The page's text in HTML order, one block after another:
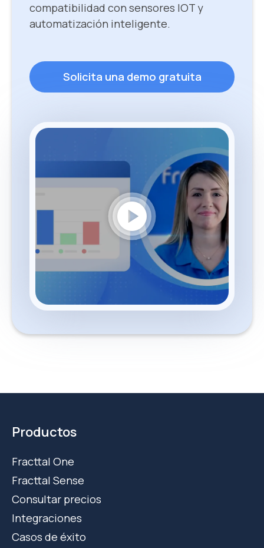
compatibilidad con sensores IOT y
automatización inteligente.
Solicita una demo gratuita
play_circle
Productos
Fracttal One
Fracttal Sense
Consultar precios
Integraciones
Casos de éxito